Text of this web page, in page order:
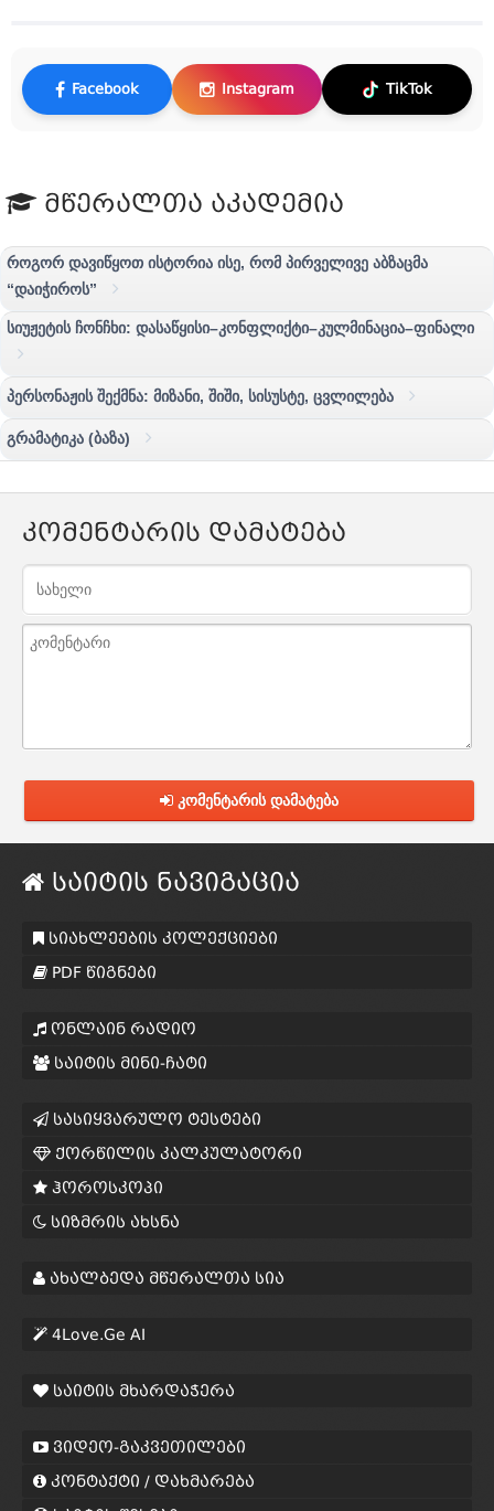
Facebook Instagram TikTok
მწერალთა აკადემია
როგორ დავიწყოთ ისტორია ისე, რომ პირველივე აბზაცმა
“დაიჭიროს”
სიუჟეტის ჩონჩხი: დასაწყისი–კონფლიქტი–კულმინაცია–ფინალი
პერსონაჟის შექმნა: მიზანი, შიში, სისუსტე, ცვლილება
გრამატიკა (ბაზა)
კომენტარის დამატება
კომენტარის დამატება
საიტის ნავიგაცია
სიახლეების კოლექციები
PDF წიგნები
ონლაინ რადიო
საიტის მინი-ჩატი
სასიყვარულო ტესტები
ქორწილის კალკულატორი
ჰოროსკოპი
სიზმრის ახსნა
ახალბედა მწერალთა სია
4Love.Ge AI
საიტის მხარდაჭერა
ვიდეო-გაკვეთილები
კონტაქტი / დახმარება